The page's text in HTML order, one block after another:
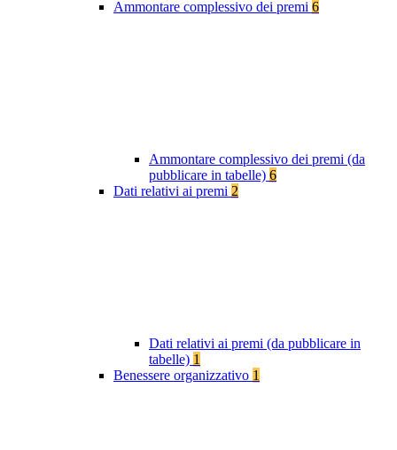
Ammontare complessivo dei premi 6
Ammontare complessivo dei premi (da
pubblicare in tabelle) 6
Dati relativi ai premi 2
Dati relativi ai premi (da pubblicare in
tabelle) 1
Benessere organizzativo 1